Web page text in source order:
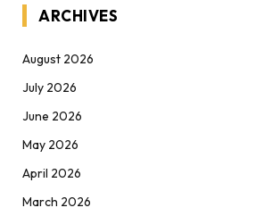
ARCHIVES
August 2026
July 2026
June 2026
May 2026
April 2026
March 2026